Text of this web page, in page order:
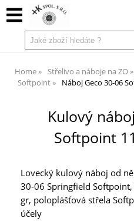
Home Střelivo a náboje na ZO
Softpoint
Náboj Geco 30-06
Kulový
Softpoint
Lovecký kulový náboj od
30-06 Springfield
gr, poloplášťová střela
účely